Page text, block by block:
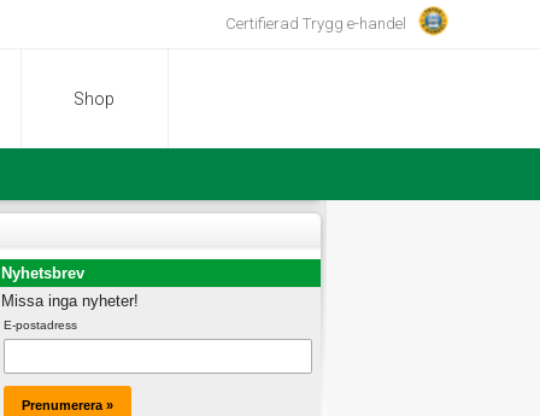
Certifierad Trygg e-handel
Shop
Nyhetsbrev
Missa inga nyheter!
E-postadress